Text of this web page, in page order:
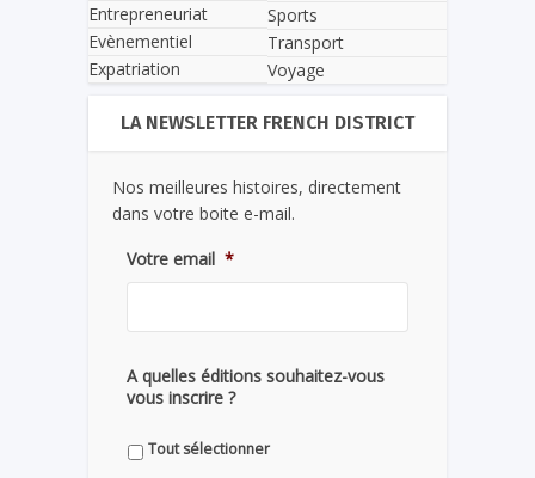
Entrepreneuriat
Evènementiel
Expatriation
Sports
Transport
Voyage
LA NEWSLETTER FRENCH DISTRICT
Nos meilleures histoires, directement
dans votre boite e-mail.
Votre email *
A quelles éditions souhaitez-vous
vous inscrire ?
Tout sélectionner